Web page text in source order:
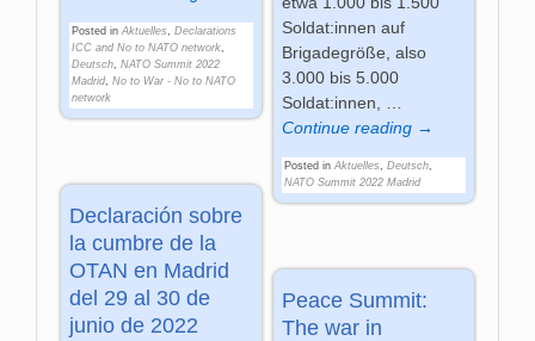
Posted in Aktuelles,Declarations
ICC and No to NATO network,
Deutsch,NATO Summit 2022
Madrid,No to War - No to NATO
network
Soldat:innen auf
Brigadegröße, also
3.000 bis 5.000
Soldat:innen, …
Continue reading →
Posted in Aktuelles, Deutsch,
NATO Summit 2022 Madrid
Declaración sobre
la cumbre de la
OTAN en Madrid
del 29 al 30 de
junio de 2022
Peace Summit:
The war in